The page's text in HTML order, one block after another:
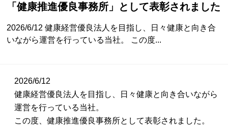
「健康推進優良事務所」として表彰されました
2026/6/12 健康経営優良法人を目指し、日々健康と向き合
いながら運営を行っている当社。 この度...
2026/6/12
健康経営優良法人を目指し、日々健康と向き合いながら
運営を行っている当社。
この度、健康推進優良事務所として表彰されました。